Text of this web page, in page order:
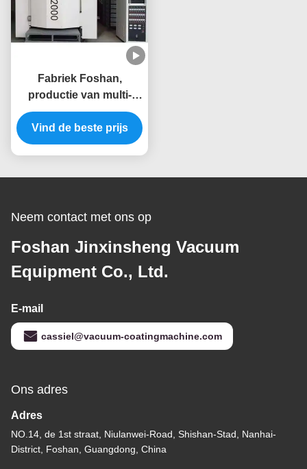
Fabriek Foshan,
productie van multi-
boog-ion PVD coating
machines voor
verschillende
accessoires
Vind de beste prijs
Neem contact met ons op
Foshan Jinxinsheng Vacuum
Equipment Co., Ltd.
E-mail
cassiel@vacuum-coatingmachine.com
Ons adres
Adres
NO.14, de 1st straat, Niulanwei-Road, Shishan-Stad, Nanhai-
District, Foshan, Guangdong, China